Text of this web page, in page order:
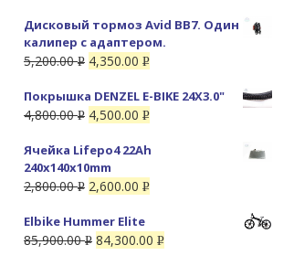
Дисковый тормоз Avid BB7. Один
калипер с адаптером.
5,200.00Р 4,350.00 Р
Покрышка DENZEL E-BIKE 24X3.0"
4,800.00Р 4,500.00 Р
Ячейка Lifepo4 22Ah
240x140x10mm
2,800.00Р 2,600.00 Р
Elbike Hummer Elite
85,900.00Р 84,300.00 Р